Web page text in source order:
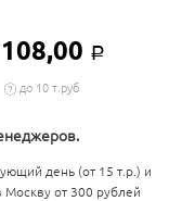
108,00 Р
до 10 т.руб
день (от 15 т.р.) и
Москву от 300 рублей